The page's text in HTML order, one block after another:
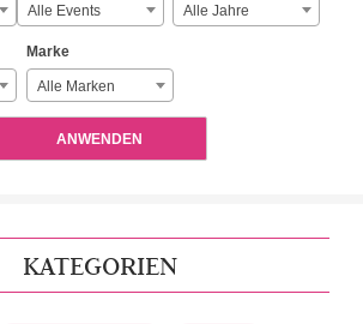
Alle Events Alle Jahre
Marke
Alle Marken
ANWENDEN
KATEGORIEN